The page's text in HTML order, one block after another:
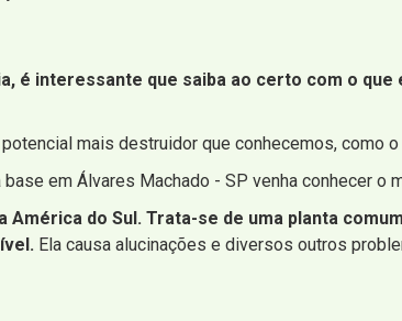
é interessante que saiba ao certo com o que
mais destruidor que conhecemos, como o
em Álvares Machado - SP venha conhecer o
do Sul. Trata-se de uma planta
Ela causa alucinações e diversos outros